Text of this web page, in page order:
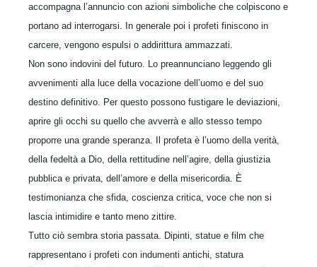
accompagna l’annuncio con azioni simboliche che colpiscono e
portano ad interrogarsi. In generale poi i profeti finiscono in
carcere, vengono espulsi o addirittura ammazzati.
Non sono indovini del futuro. Lo preannunciano leggendo gli
avvenimenti alla luce della vocazione dell’uomo e del suo
destino definitivo. Per questo possono fustigare le deviazioni,
aprire gli occhi su quello che avverrà e allo stesso tempo
proporre una grande speranza. Il profeta è l’uomo della verità,
della fedeltà a Dio, della rettitudine nell’agire, della giustizia
pubblica e privata, dell’amore e della misericordia. È
testimonianza che sfida, coscienza critica, voce che non si
lascia intimidire e tanto meno zittire.
Tutto ciò sembra storia passata. Dipinti, statue e film che
rappresentano i profeti con indumenti antichi, statura